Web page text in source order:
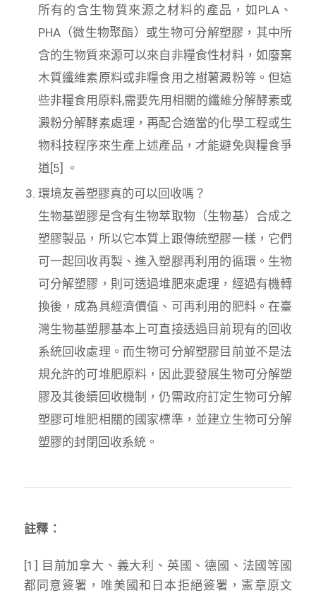
所有的含生物質來源之材料的產品，如PLA、
PHA（微生物聚酯）或生物可分解塑膠，其中所
含的生物質來源可以來自非糧食性材料，如廢棄
木質纖維素原料或非糧食用之樹薯澱粉等。但這
些非糧食用原料,需要先用相關的纖維分解酵素或
澱粉分解酵素處理，再配合適當的化學工程或生
物科技程序來生產上述產品，才能避免與糧食爭
道[5] 。
環境友善塑膠真的可以回收嗎？
生物基塑膠是含有生物萃取物（生物基）合成之
塑膠製品，所以它本質上跟傳統塑膠一樣，它們
可一起回收再製、進入塑膠再利用的循環。生物
可分解塑膠，則可透過堆肥來處理，經過有機轉
換後，成為具經濟價值、可再利用的肥料。在臺
灣生物基塑膠基本上可直接透過目前現有的回收
系統回收處理。而生物可分解塑膠目前並不是法
規允許的可堆肥原料，因此要發展生物可分解塑
膠及其後續回收機制，仍需政府訂定生物可分解
塑膠可堆肥相關的國家標準，並建立生物可分解
塑膠的封閉回收系統。
註釋：
[1] 目前加拿大、義大利、英國、德國、法國等國
都同意簽署，唯美國和日本拒絕簽署，憲章原文